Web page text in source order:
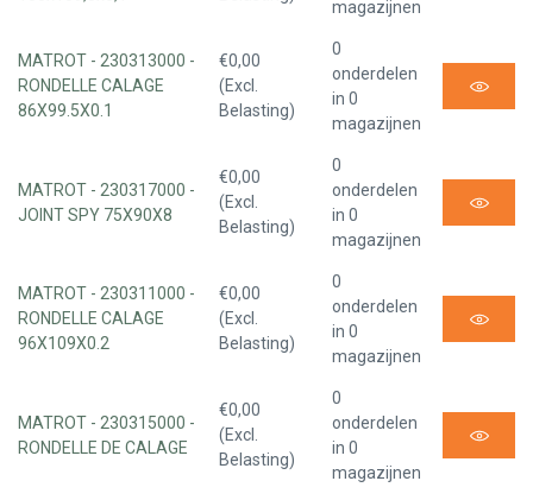
magazijnen
MATROT - 230313000 -
RONDELLE CALAGE
86X99.5X0.1
€0,00
(Excl.
Belasting)
0
onderdelen
in 0
magazijnen
MATROT - 230317000 -
JOINT SPY 75X90X8
€0,00
(Excl.
Belasting)
0
onderdelen
in 0
magazijnen
MATROT - 230311000 -
RONDELLE CALAGE
96X109X0.2
€0,00
(Excl.
Belasting)
0
onderdelen
in 0
magazijnen
MATROT - 230315000 -
RONDELLE DE CALAGE
€0,00
(Excl.
Belasting)
0
onderdelen
in 0
magazijnen